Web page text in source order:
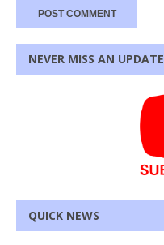
NEVER MISS AN UPDATE
QUICK NEWS